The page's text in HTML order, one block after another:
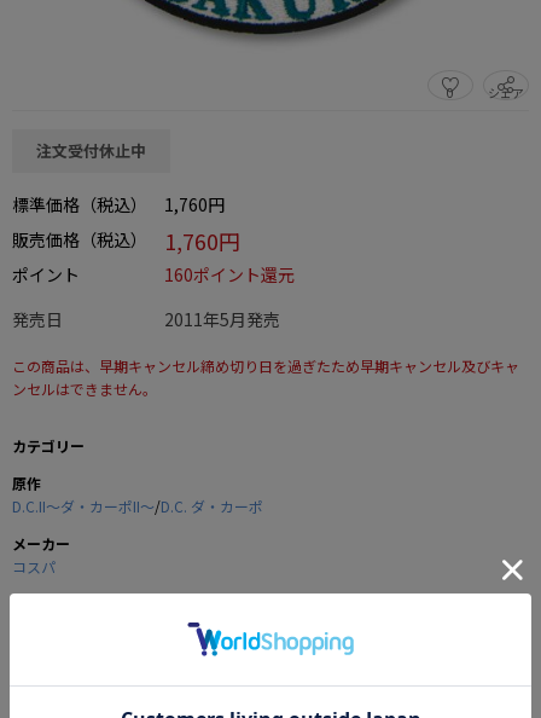
0 シェア
この商品をシェアする
注文受付休止中
標準価格（税込）
1,760円
販売価格（税込）
1,760円
ポイント
160ポイント還元
発売日
2011年5月発売
この商品は、早期キャンセル締め切り日を過ぎたため早期キャンセル及びキャ
ンセルはできません。
カテゴリー
原作
D.C.II～ダ・カーポII～/D.C. ダ・カーポ
メーカー
コスパ
微笑んだ可愛らしい由夢をデザインした脱着式ワッペン。